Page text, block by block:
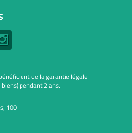
de la garantie légale
pendant 2 ans.
100